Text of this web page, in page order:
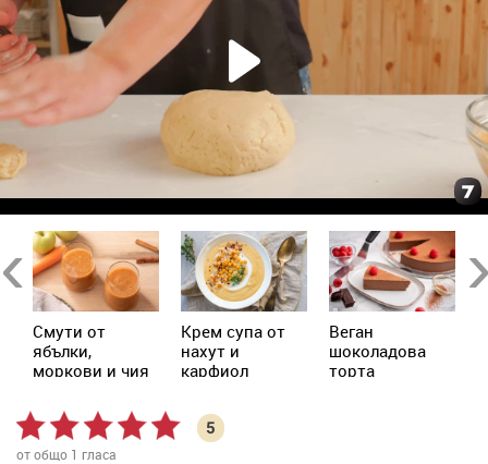
Смути от
ябълки,
моркови и чия
Крем супа от
нахут и
карфиол
Веган
шоколадова
торта
5
от общо 1 гласа